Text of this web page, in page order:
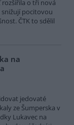
rozšířila o tři nová
snižují pocitovou
ČTK to sdělil
na
jedovaté
ze Šumperska v
Lukavec na